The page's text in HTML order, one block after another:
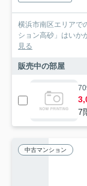
横浜市南区エリアで
ション高砂」はいか
見る
販売中の部屋
7
中古マンション